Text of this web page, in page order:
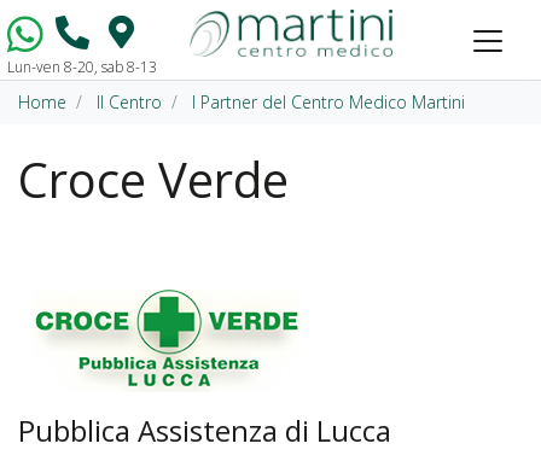
Vai al contenuto
Lun-ven 8-20, sab 8-13
Home Il Centro I Partner del Centro Medico Martini
Croce Verde
Pubblica Assistenza di Lucca